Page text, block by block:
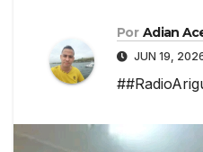
Por Adian
JUN 19,